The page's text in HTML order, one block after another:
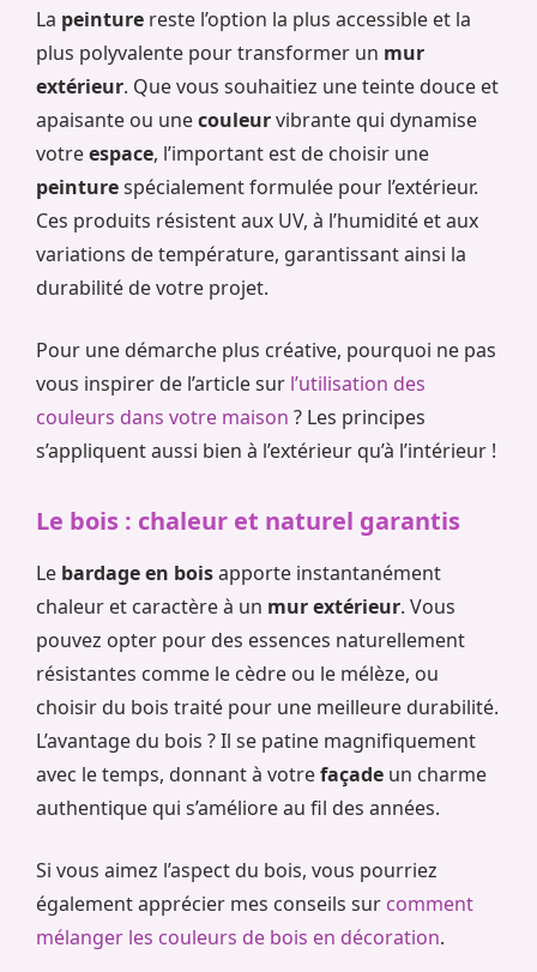
La peinture reste l’option la plus accessible et la
plus polyvalente pour transformer un mur
extérieur. Que vous souhaitiez une teinte douce et
apaisante ou unecouleurvibrante qui dynamise
votreespace, l’important est de choisir une
peinturespécialement formulée pour l’extérieur.
Ces produits résistent aux UV, à l’humidité et aux
variations de température, garantissant ainsi la
durabilité de votre projet.
Pour une démarche plus créative, pourquoi ne pas
vous inspirer de l’article sur l’utilisation des
couleurs dans votre maison ? Les principes
s’appliquent aussi bien à l’extérieur qu’à l’intérieur !
Le bois : chaleur et naturel garantis
Le bardage en boisapporte instantanément
chaleur et caractère à un mur extérieur. Vous
pouvez opter pour des essences naturellement
résistantes comme le cèdre ou le mélèze, ou
choisir du bois traité pour une meilleure durabilité.
L’avantage du bois ? Il se patine magnifiquement
avec le temps, donnant à votrefaçade un charme
authentique qui s’améliore au fil des années.
Si vous aimez l’aspect du bois, vous pourriez
également apprécier mes conseils sur comment
mélanger les couleurs de bois en décoration.